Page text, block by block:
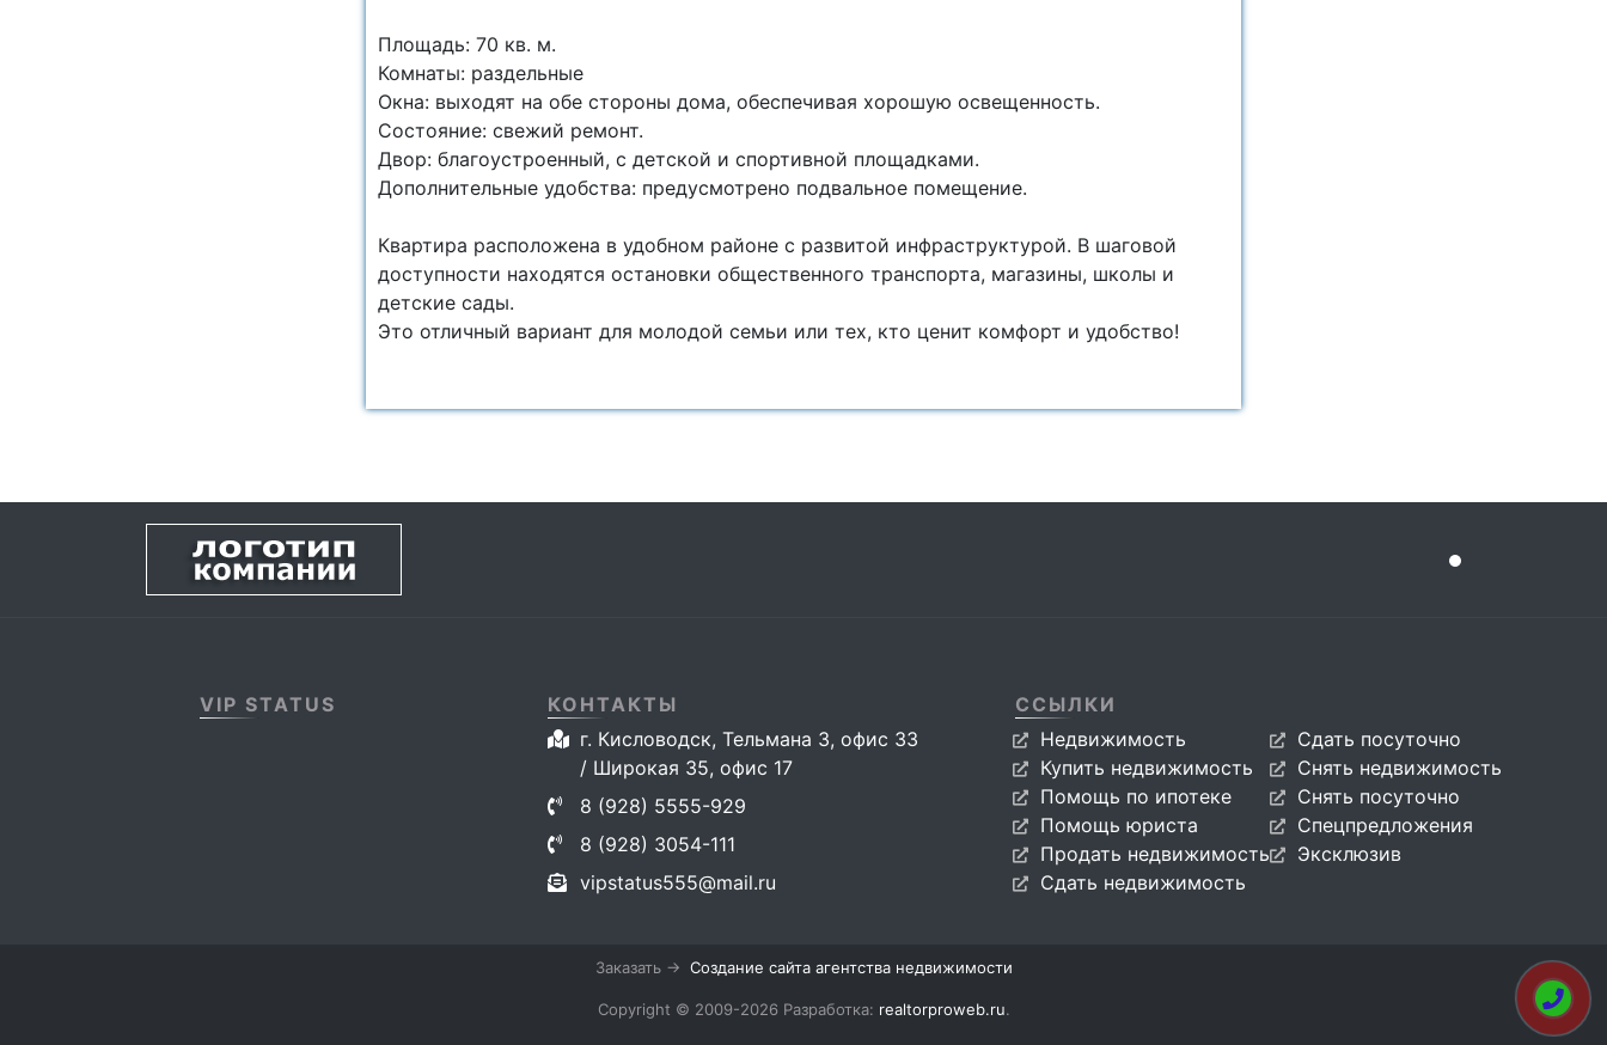
Площадь: 70 кв. м.
Комнаты: раздельные
Окна: выходят на обе стороны дома, обеспечивая хорошую освещенность.
Состояние: свежий ремонт.
Двор: благоустроенный, с детской и спортивной площадками.
Дополнительные удобства: предусмотрено подвальное помещение.
Квартира расположена в удобном районе с развитой инфраструктурой. В шаговой
доступности находятся остановки общественного транспорта, магазины, школы и
детские сады.
Это отличный вариант для молодой семьи или тех, кто ценит комфорт и удобство!
VIP STATUS
КОНТАКТЫ
г. Кисловодск, Тельмана 3, офис 33
/ Широкая 35, офис 17
8 (928) 5555-929
8 (928) 3054-111
vipstatus555@mail.ru
ССЫЛКИ
Недвижимость
Купить недвижимость
Помощь по ипотеке
Помощь юриста
Продать недвижимость
Сдать недвижимость
Сдать посуточно
Снять недвижимость
Снять посуточно
Спецпредложения
Эксклюзив
Заказать → Создание сайта агентства недвижимости
Copyright © 2009-2026 Разработка: realtorproweb.ru.